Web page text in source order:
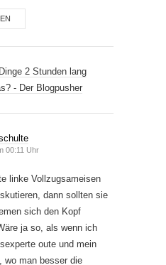
2 Stunden lang
- Der Blogpusher
00:11 Uhr
linke Vollzugsameisen
dann sollten sie
sich den Kopf
ja so, als wenn ich
oute und mein
wo man besser die